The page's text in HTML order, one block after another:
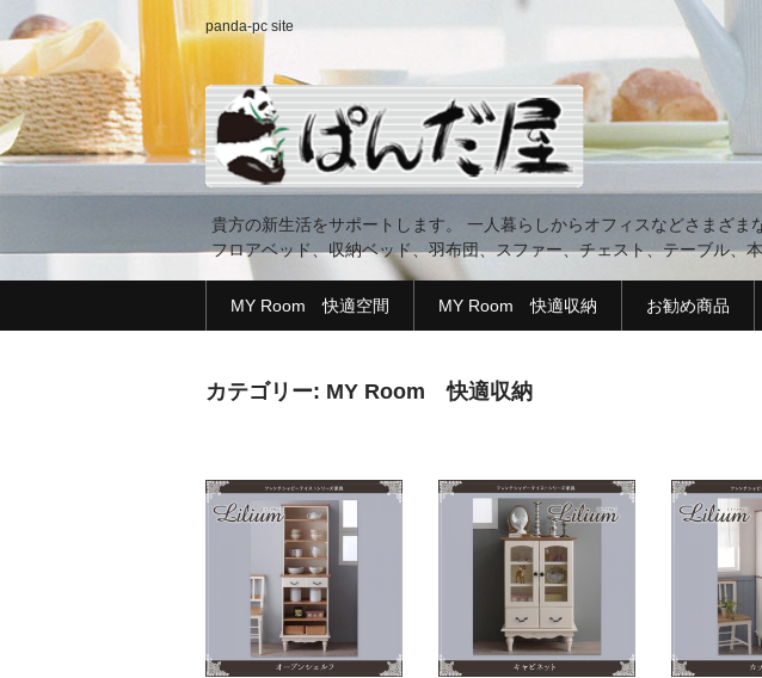
panda-pc site
貴方の新生活をサポートします。 一人暮らしからオフィスなどさまざ
フロアベッド、収納ベッド、羽布団、スファー、チェスト、テーブル、
MY Room 快適空間 MY Room 快適収納 お勧め商品
カテゴリー: MY Room 快適収納